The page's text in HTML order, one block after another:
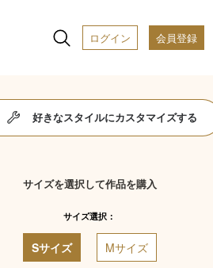
ログイン 会員登録
好きなスタイルにカスタマイズする
サイズを選択して作品を購入
サイズ選択：
Sサイズ Mサイズ